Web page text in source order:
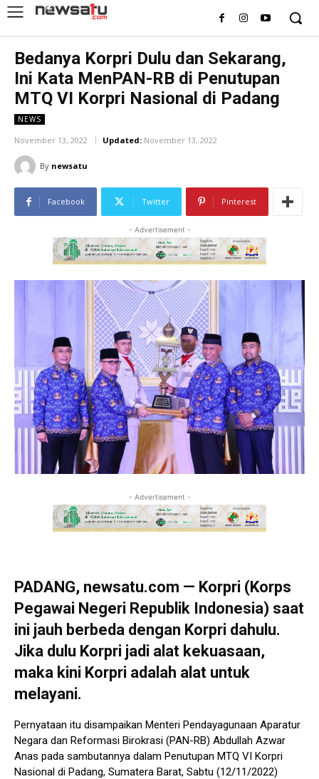
Bedanya Korpri Dulu dan Sekarang,
Ini Kata MenPAN-RB di Penutupan
MTQ VI Korpri Nasional di Padang
NEWS
November 13, 2022 Updated: November 13, 2022
By newsatu
Facebook Twitter Pinterest
- Advertisement -
- Advertisement -
PADANG, newsatu.com — Korpri (Korps
Pegawai Negeri Republik Indonesia) saat
ini jauh berbeda dengan Korpri dahulu.
Jika dulu Korpri jadi alat kekuasaan,
maka kini Korpri adalah alat untuk
melayani.
Pernyataan itu disampaikan Menteri Pendayagunaan Aparatur
Negara dan Reformasi Birokrasi (PAN-RB) Abdullah Azwar
Anas pada sambutannya dalam Penutupan MTQ VI Korpri
Nasional di Padang, Sumatera Barat, Sabtu (12/11/2022)